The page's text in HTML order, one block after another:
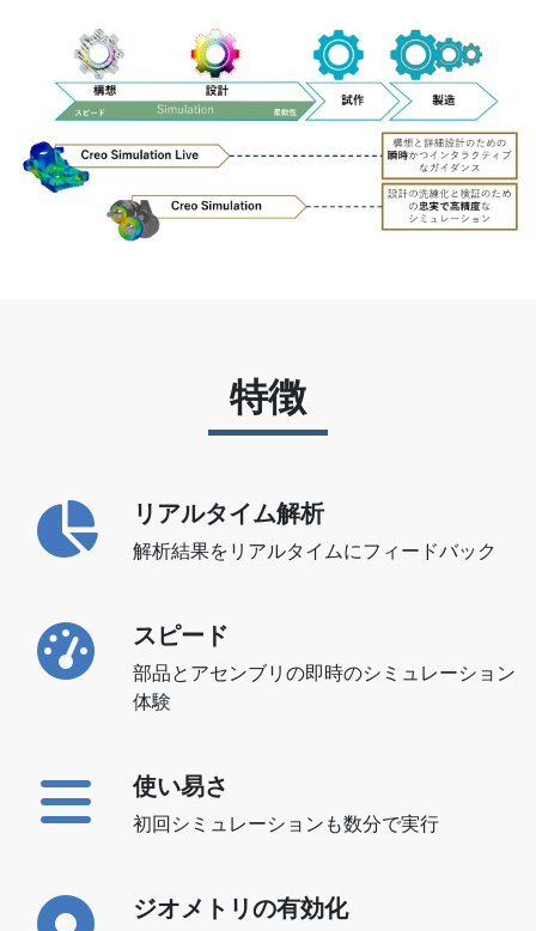
特徴
リアルタイム解析
解析結果をリアルタイムにフィードバック
スピード
部品とアセンブリの即時のシミュレーション
体験
使い易さ
初回シミュレーションも数分で実行
ジオメトリの有効化